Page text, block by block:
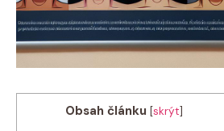
Obsah článku [skrýt]